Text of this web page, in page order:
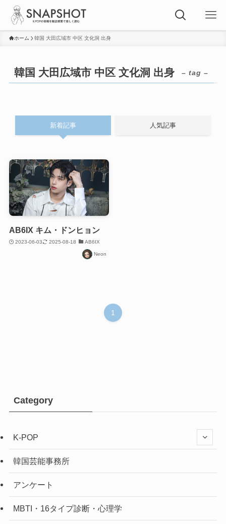
ホーム 韓国 大田広域市 中区 文化洞 出身
韓国 大田広域市 中区 文化洞 出身 – tag –
新着記事 人気記事
AB6IX キム・ドンヒョン
2023-06-03 2025-08-18 AB6IX
Neon
1
Category
K-POP
韓国芸能事務所
アンケート
MBTI・16タイプ診断・心理学